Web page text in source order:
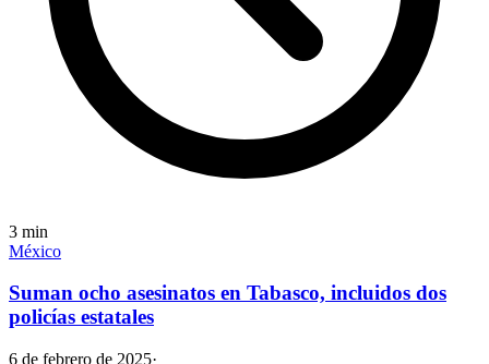
3 min
México
Suman ocho asesinatos en Tabasco, incluidos dos
policías estatales
6 de febrero de 2025·